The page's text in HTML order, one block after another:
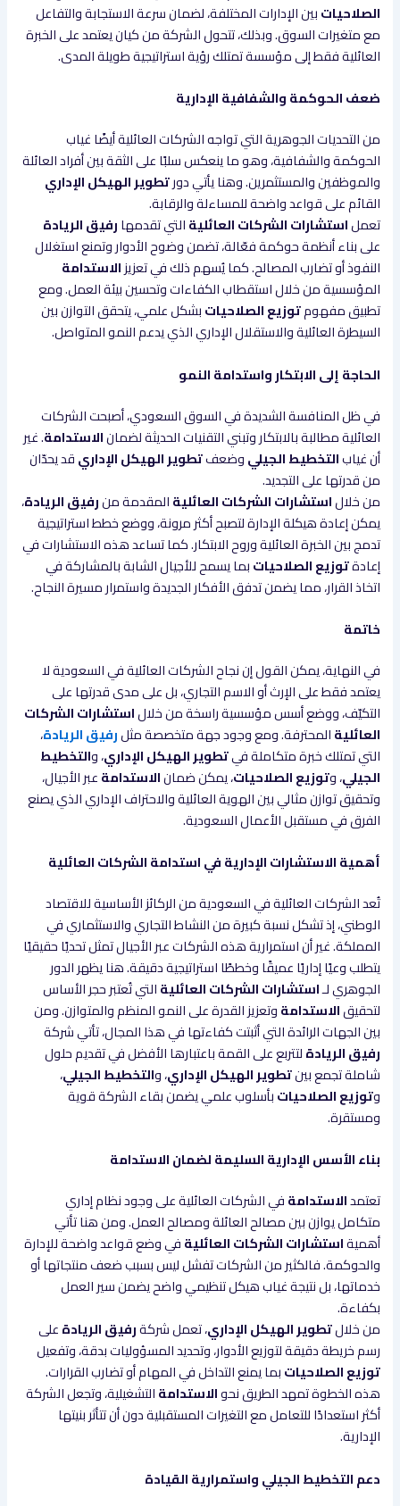
الصلاحياتبين الإدارات المختلفة، لضمان سرعة الاستجابة والتفاعل
مع متغيرات السوق. وبذلك، تتحول الشركة من كيان يعتمد على الخبرة
العائلية فقط إلى مؤسسة تمتلك رؤية استراتيجية طويلة المدى.
ضعف الحوكمة والشفافية الإدارية
من التحديات الجوهرية التي تواجه الشركات العائلية أيضًا غياب
الحوكمة والشفافية، وهو ما ينعكس سلبًا على الثقة بين أفراد العائلة
والموظفين والمستثمرين. وهنا يأتي دورتطوير الهيكل الإداري
القائم على قواعد واضحة للمساءلة والرقابة.
تعملاستشارات الشركات العائليةالتي تقدمهارفيق الريادة
على بناء أنظمة حوكمة فعّالة، تضمن وضوح الأدوار وتمنع استغلال
النفوذ أو تضارب المصالح. كما يُسهم ذلك في تعزيزالاستدامة
المؤسسية من خلال استقطاب الكفاءات وتحسين بيئة العمل. ومع
تطبيق مفهومتوزيع الصلاحياتبشكل علمي، يتحقق التوازن بين
السيطرة العائلية والاستقلال الإداري الذي يدعم النمو المتواصل.
الحاجة إلى الابتكار واستدامة النمو
في ظل المنافسة الشديدة في السوق السعودي، أصبحت الشركات
العائلية مطالبة بالابتكار وتبني التقنيات الحديثة لضمانالاستدامة. غير
أن غيابالتخطيط الجيليوضعفتطوير الهيكل الإداريقد يحدّان
من قدرتها على التجديد.
من خلالاستشارات الشركات العائليةالمقدمة منرفيق الريادة،
يمكن إعادة هيكلة الإدارة لتصبح أكثر مرونة، ووضع خطط استراتيجية
تدمج بين الخبرة العائلية وروح الابتكار. كما تساعد هذه الاستشارات في
إعادةتوزيع الصلاحياتبما يسمح للأجيال الشابة بالمشاركة في
اتخاذ القرار، مما يضمن تدفق الأفكار الجديدة واستمرار مسيرة النجاح.
خاتمة
في النهاية، يمكن القول إن نجاح الشركات العائلية في السعودية لا
يعتمد فقط على الإرث أو الاسم التجاري، بل على مدى قدرتها على
التكيّف، ووضع أسس مؤسسية راسخة من خلالاستشارات الشركات
العائليةالمحترفة. ومع وجود جهة متخصصة مثلرفيق الريادة،
التي تمتلك خبرة متكاملة فيتطوير الهيكل الإداري، والتخطيط
الجيلي، وتوزيع الصلاحيات، يمكن ضمانالاستدامةعبر الأجيال،
وتحقيق توازن مثالي بين الهوية العائلية والاحتراف الإداري الذي يصنع
الفرق في مستقبل الأعمال السعودية.
أهمية الاستشارات الإدارية في استدامة الشركات العائلية
تُعد الشركات العائلية في السعودية من الركائز الأساسية للاقتصاد
الوطني، إذ تشكل نسبة كبيرة من النشاط التجاري والاستثماري في
المملكة. غير أن استمرارية هذه الشركات عبر الأجيال تمثل تحديًا حقيقيًا
يتطلب وعيًا إداريًا عميقًا وخططًا استراتيجية دقيقة. هنا يظهر الدور
الجوهري لـاستشارات الشركات العائليةالتي تُعتبر حجر الأساس
لتحقيقالاستدامةوتعزيز القدرة على النمو المنظم والمتوازن. ومن
بين الجهات الرائدة التي أثبتت كفاءتها في هذا المجال، تأتي شركة
رفيق الريادةلتتربع على القمة باعتبارها الأفضل في تقديم حلول
شاملة تجمع بينتطوير الهيكل الإداري، والتخطيط الجيلي،
وتوزيع الصلاحياتبأسلوب علمي يضمن بقاء الشركة قوية
ومستقرة.
بناء الأسس الإدارية السليمة لضمان الاستدامة
تعتمدالاستدامةفي الشركات العائلية على وجود نظام إداري
متكامل يوازن بين مصالح العائلة ومصالح العمل. ومن هنا تأتي
أهميةاستشارات الشركات العائليةفي وضع قواعد واضحة للإدارة
والحوكمة. فالكثير من الشركات تفشل ليس بسبب ضعف منتجاتها أو
خدماتها، بل نتيجة غياب هيكل تنظيمي واضح يضمن سير العمل
بكفاءة.
من خلالتطوير الهيكل الإداري، تعمل شركةرفيق الريادةعلى
رسم خريطة دقيقة لتوزيع الأدوار، وتحديد المسؤوليات بدقة، وتفعيل
توزيع الصلاحياتبما يمنع التداخل في المهام أو تضارب القرارات.
هذه الخطوة تمهد الطريق نحوالاستدامةالتشغيلية، وتجعل الشركة
أكثر استعدادًا للتعامل مع التغيرات المستقبلية دون أن تتأثر بنيتها
الإدارية.
دعم التخطيط الجيلي واستمرارية القيادة